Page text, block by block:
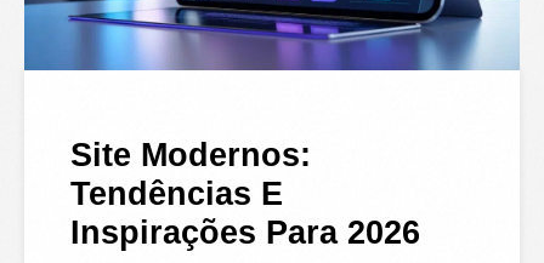
Site Modernos:
Tendências E
Inspirações Para 2026